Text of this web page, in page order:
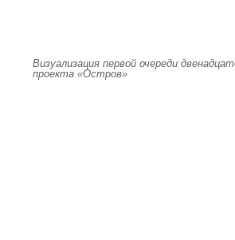
Визуализация первой очереди
проекта «Остров»